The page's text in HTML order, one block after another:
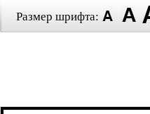
Размер шрифта: